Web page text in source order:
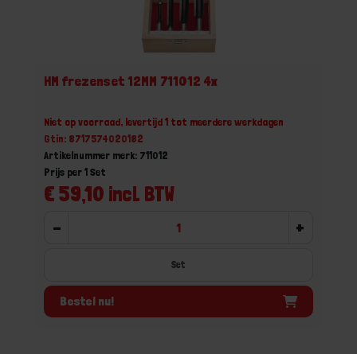
HM frezenset 12MM 711012 4x
Niet op voorraad, levertijd 1 tot meerdere werkdagen
Gtin: 8717574020182
Artikelnummer merk: 711012
€ 59,10 incl. BTW
Prijs per 1 Set
- +
Set
Bestel nu!